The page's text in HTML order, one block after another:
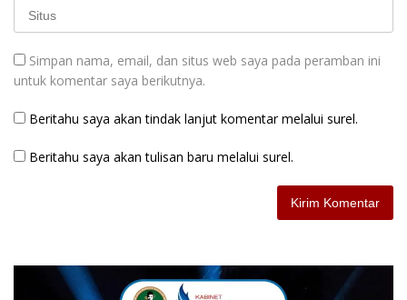
Simpan nama, email, dan situs web saya pada peramban ini
untuk komentar saya berikutnya.
Beritahu saya akan tindak lanjut komentar melalui surel.
Beritahu saya akan tulisan baru melalui surel.